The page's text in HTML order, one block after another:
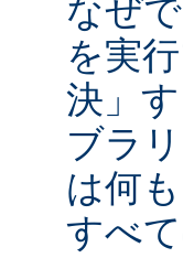
なぜ
を実
決」
ブラ
は何
すべ